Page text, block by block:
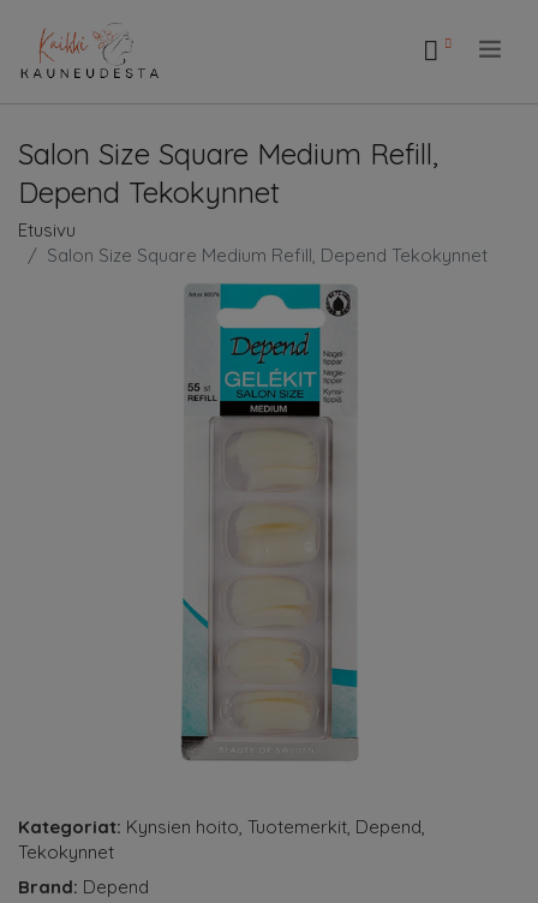
Salon Size Square Medium Refill,
Depend Tekokynnet
Etusivu
Salon Size Square Medium Refill, Depend Tekokynnet
Kategoriat: Kynsien hoito, Tuotemerkit, Depend,
Tekokynnet
Brand: Depend